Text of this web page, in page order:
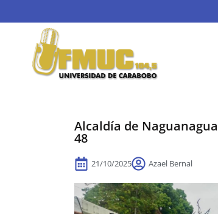
Alcaldía de
48
21/10/2025 Azael Bernal